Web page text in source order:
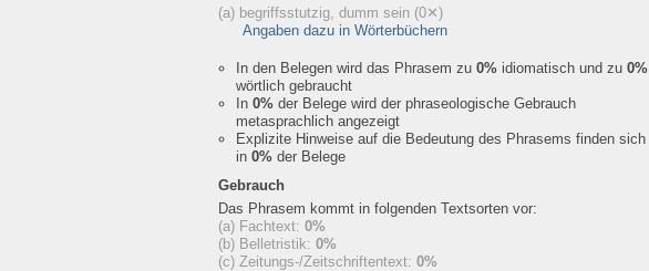
(a) begriffsstutzig, dumm sein (0✕)
Angaben dazu in Wörterbüchern
In den Belegen wird das Phrasem zu 0% idiomatisch und zu 0%
wörtlich gebraucht
In 0% der Belege wird der phraseologische Gebrauch
metasprachlich angezeigt
Explizite Hinweise auf die Bedeutung des Phrasems finden sich
in 0% der Belege
Gebrauch
Das Phrasem kommt in folgenden Textsorten vor:
(a) Fachtext: 0%
(b) Belletristik: 0%
(c) Zeitungs-/Zeitschriftentext: 0%